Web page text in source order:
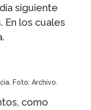
siguiente
En los cuales
Foto: Archivo.
como